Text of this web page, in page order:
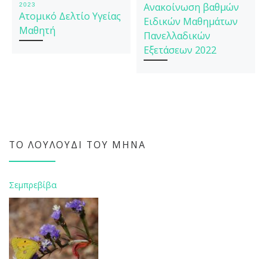
2023
Ατομικό Δελτίο Υγείας
Μαθητή
Ανακοίνωση βαθμών
Ειδικών Μαθημάτων
Πανελλαδικών
Εξετάσεων 2022
ΤΟ ΛΟΥΛΟΎΔΙ ΤΟΥ ΜΉΝΑ
Σεμπρεβίβα